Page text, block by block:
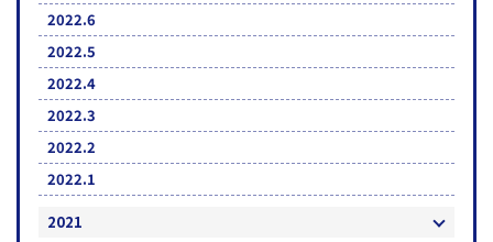
2022.6
2022.5
2022.4
2022.3
2022.2
2022.1
2021